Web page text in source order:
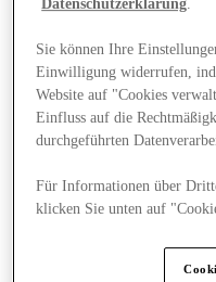
Angebote
Datenschutzerklärung.
Sie können Ihre
Einwilligung widerrufen,
Website auf "Cookies
Einfluss auf die
durchgeführten
Für Informationen über
klicken Sie unten auf